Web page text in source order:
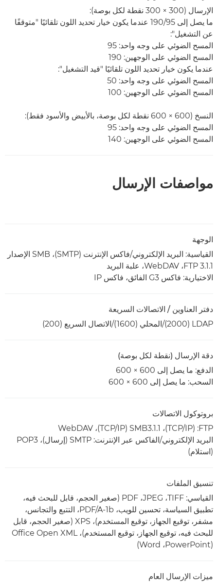
الإرسال (300 ×‏ 300 نقطة لكل بوصة):
ما يصل إلى 95/‏190 عندما يكون خيار تحديد اللون تلقائيًا "متوقفًا
عن التشغيل":
المسح الضوئي على وجه واحد: 95
المسح الضوئي على الوجهين: 190
عندما يكون خيار تحديد اللون تلقائيًا "قيد التشغيل":
المسح الضوئي على وجه واحد: 50
المسح الضوئي على الوجهين: 100
النسخ (600 ×‏ 600 نقطة لكل بوصة، بالأبيض والأسود فقط):
المسح الضوئي على وجه واحد: 95
المسح الضوئي على الوجهين: 140
مواصفات الإرسال
الوجهة
القياسية: البريد الإلكتروني/فاكس الإنترنت (SMTP)،‏ SMB الإصدار
3.1.1 FTP،‏ WebDAV،‏ علبة البريد
الاختيارية: فاكس G3 الفائق، فاكس IP
دفتر العناوين / الاتصالات السريعة
LDAP ‏(2000)/المحلي (1600)/الاتصال السريع (200)
دقة الإرسال (نقطة لكل بوصة)
الدفع: ما يصل إلى 600 × 600
السحب: ما يصل إلى 600 × 600
بروتوكول الاتصالات
FTP: (‏TCP/IP)،‏ SMB3.1.1 (‏TCP/IP)،‏ WebDAV
البريد الإلكتروني/الفاكس عبر الإنترنت: SMTP (إرسال)، POP3
(استلام)
تنسيق الملفات
القياسي: TIFF‏، JPEG‏، PDF (صغير الحجم، قابل للبحث فيه،
تطبيق السياسة، تحسين للويب، PDF/A-1b، التتبع والتجانس،
مشفر، توقيع الجهاز، توقيع المستخدم)، XPS (صغير الحجم، قابل
للبحث فيه، توقيع الجهاز، توقيع المستخدم)، Office Open XML
‏(PowerPoint‏، Word)
ميزات الإرسال العام